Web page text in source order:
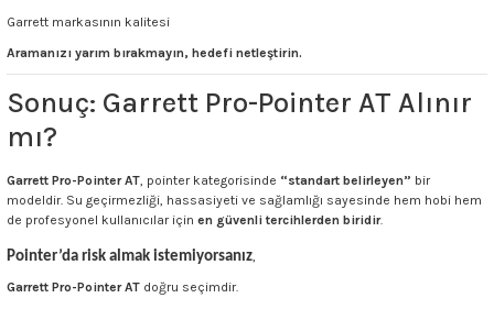
Garrett markasının kalitesi
Aramanızı yarım bırakmayın, hedefi netleştirin.
Sonuç: Garrett Pro-Pointer AT Alınır
mı?
Garrett Pro-Pointer AT, pointer kategorisinde “standart belirleyen” bir
modeldir. Su geçirmezliği, hassasiyeti ve sağlamlığı sayesinde hem hobi hem
de profesyonel kullanıcılar için en güvenli tercihlerden biridir.
Pointer’da risk almak istemiyorsanız,
Garrett Pro-Pointer AT doğru seçimdir.